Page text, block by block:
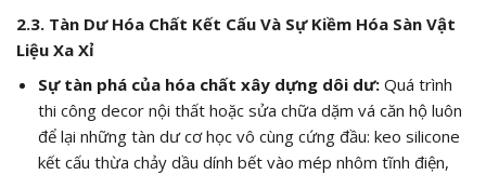
2.3. Tàn Dư Hóa Chất Kết Cấu Và Sự Kiềm Hóa Sàn Vật
Liệu Xa Xỉ
Sự tàn phá của hóa chất xây dựng dôi dư:Quá trình
thi công decor nội thất hoặc sửa chữa dặm vá căn hộ luôn
để lại những tàn dư cơ học vô cùng cứng đầu: keo silicone
kết cấu thừa chảy dầu dính bết vào mép nhôm tĩnh điện,